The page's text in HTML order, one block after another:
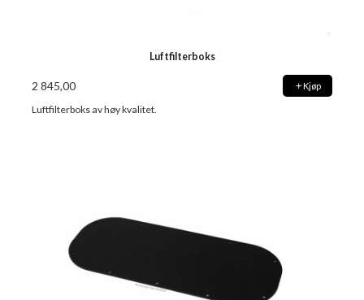
Luftfilterboks
2 845,00 Kjøp
Luftfilterboks av høy kvalitet.